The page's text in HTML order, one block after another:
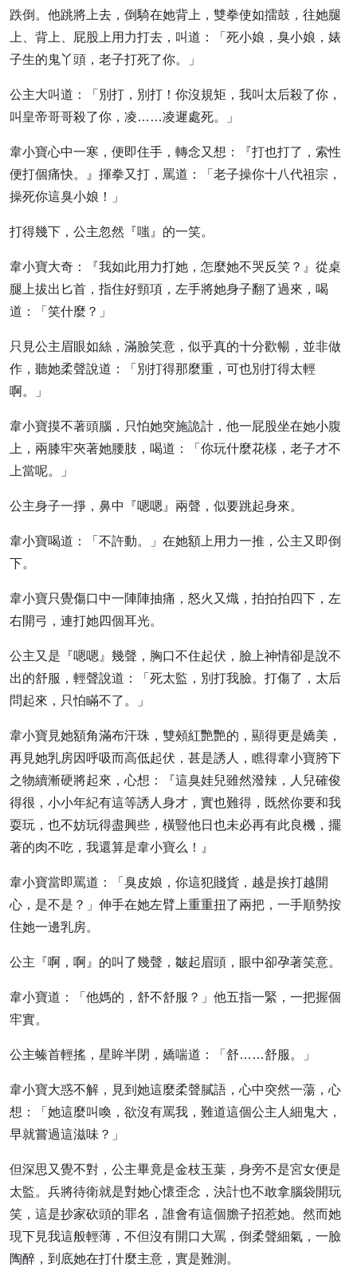
跌倒。他跳將上去，倒騎在她背上，雙拳使如擂鼓，往她腿
上、背上、屁股上用力打去，叫道：「死小娘，臭小娘，婊
子生的鬼丫頭，老子打死了你。」
公主大叫道：「別打，別打！你沒規矩，我叫太后殺了你，
叫皇帝哥哥殺了你，凌……凌遲處死。」
韋小寶心中一寒，便即住手，轉念又想：『打也打了，索性
便打個痛快。』揮拳又打，罵道：「老子操你十八代祖宗，
操死你這臭小娘！」
打得幾下，公主忽然『嗤』的一笑。
韋小寶大奇：『我如此用力打她，怎麼她不哭反笑？』從桌
腿上拔出匕首，指住好頸項，左手將她身子翻了過來，喝
道：「笑什麼？」
只見公主眉眼如絲，滿臉笑意，似乎真的十分歡暢，並非做
作，聽她柔聲說道：「別打得那麼重，可也別打得太輕
啊。」
韋小寶摸不著頭腦，只怕她突施詭計，他一屁股坐在她小腹
上，兩膝牢夾著她腰肢，喝道：「你玩什麼花樣，老子才不
上當呢。」
公主身子一掙，鼻中『嗯嗯』兩聲，似要跳起身來。
韋小寶喝道：「不許動。」在她額上用力一推，公主又即倒
下。
韋小寶只覺傷口中一陣陣抽痛，怒火又熾，拍拍拍四下，左
右開弓，連打她四個耳光。
公主又是『嗯嗯』幾聲，胸口不住起伏，臉上神情卻是說不
出的舒服，輕聲說道：「死太監，別打我臉。打傷了，太后
問起來，只怕瞞不了。」
韋小寶見她額角滿布汗珠，雙頰紅艷艷的，顯得更是嬌美，
再見她乳房因呼吸而高低起伏，甚是誘人，瞧得韋小寶胯下
之物續漸硬將起來，心想：『這臭娃兒雖然潑辣，人兒確俊
得很，小小年紀有這等誘人身才，實也難得，既然你要和我
耍玩，也不妨玩得盡興些，橫豎他日也未必再有此良機，擺
著的肉不吃，我還算是韋小寶么！』
韋小寶當即罵道：「臭皮娘，你這犯賤貨，越是挨打越開
心，是不是？」伸手在她左臂上重重扭了兩把，一手順勢按
住她一邊乳房。
公主『啊，啊』的叫了幾聲，皺起眉頭，眼中卻孕著笑意。
韋小寶道：「他媽的，舒不舒服？」他五指一緊，一把握個
牢實。
公主螓首輕搖，星眸半閉，嬌喘道：「舒……舒服。」
韋小寶大惑不解，見到她這麼柔聲膩語，心中突然一蕩，心
想：「她這麼叫喚，欲沒有罵我，難道這個公主人細鬼大，
早就嘗過這滋味？」
但深思又覺不對，公主畢竟是金枝玉葉，身旁不是宮女便是
太監。兵將待衛就是對她心懷歪念，決計也不敢拿腦袋開玩
笑，這是抄家砍頭的罪名，誰會有這個膽子招惹她。然而她
現下見我這般輕薄，不但沒有開口大罵，倒柔聲細氣，一臉
陶醉，到底她在打什麼主意，實是難測。